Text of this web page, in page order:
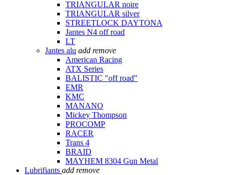
TRIANGULAR noire
TRIANGULAR silver
STREETLOCK DAYTONA
Jantes N4 off road
LT
Jantes alu add remove
American Racing
ATX Series
BALISTIC "off road"
EMR
KMC
MANANO
Mickey Thompson
PROCOMP
RACER
Trans 4
BRAID
MAYHEM 8304 Gun Metal
Lubrifiants add remove